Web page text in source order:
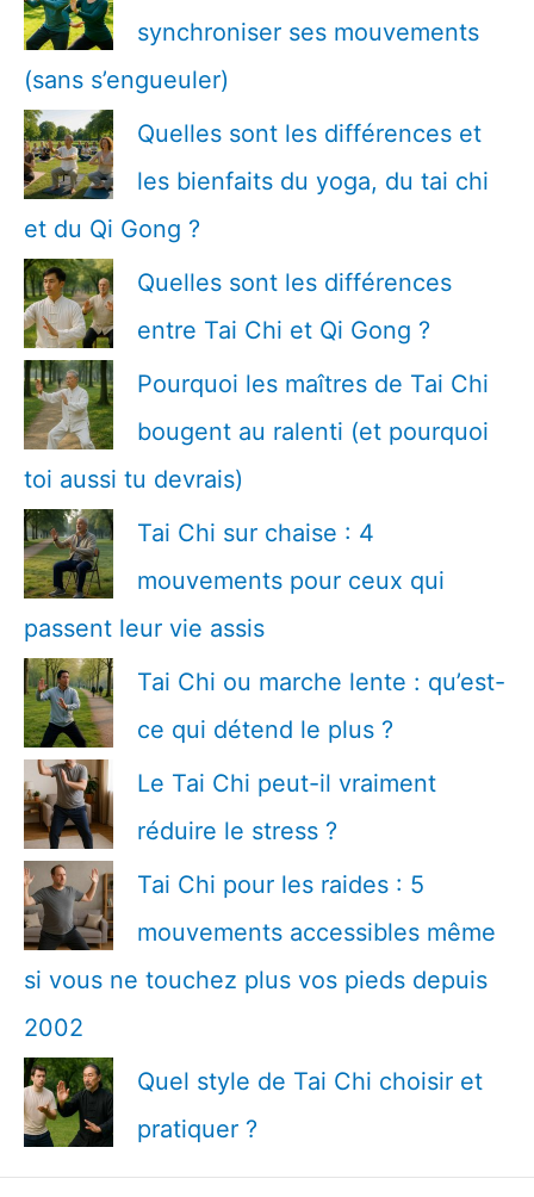
r
:
synchroniser ses mouvements
(sans s’engueuler)
Quelles sont les différences et
les bienfaits du yoga, du tai chi
et du Qi Gong ?
Quelles sont les différences
entre Tai Chi et Qi Gong ?
Pourquoi les maîtres de Tai Chi
bougent au ralenti (et pourquoi
toi aussi tu devrais)
Tai Chi sur chaise : 4
mouvements pour ceux qui
passent leur vie assis
Tai Chi ou marche lente : qu’est-
ce qui détend le plus ?
Le Tai Chi peut-il vraiment
réduire le stress ?
Tai Chi pour les raides : 5
mouvements accessibles même
si vous ne touchez plus vos pieds depuis
2002
Quel style de Tai Chi choisir et
pratiquer ?